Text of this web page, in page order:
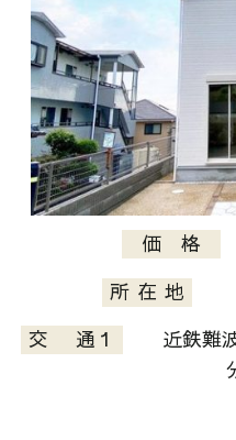
価 格
所 在 地
交 通１
近鉄難波